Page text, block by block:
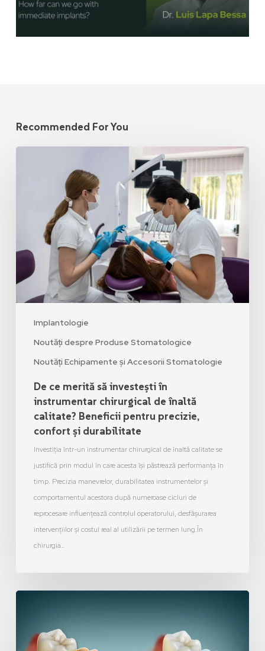
Recommended For You
Implantologie
Noutăți despre Produse Stomatologice
Noutăți Echipamente și Accesorii Stomatologie
De ce merită să investești în
instrumentar chirurgical de înaltă
calitate? Beneficii pentru precizie,
confort și durabilitate
Investiția într-un instrumentar chirurgical de înaltă calitate se
justifică prin modul în care acesta își păstrează performanța în
timp. Precizia manevrelor, durabilitatea instrumentelor și
comportamentul acestora după numeroase cicluri de
reprocesare influențează controlul operatorului, desfășurarea
intervențiilor și costul real al utilizării pe termen lung.În
chirurgia…